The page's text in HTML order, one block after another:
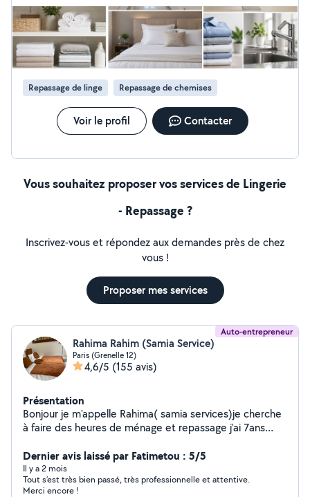
dans la qualité d'exécution. Avec des expériences fortes
en ménage/nettoyage, gouvernance d'hôtel et soins
paramédicaux, nous vous proposons des prestations
premiums qui réunissent en un tout ces solides
expériences variées. Testez "Clevia Signature" vous nous
ferez confiance proprement !
Repassage de linge Repassage de chemises
Voir le profil Contacter
Vous souhaitez proposer vos services de Lingerie
- Repassage ?
Inscrivez-vous et répondez aux demandes près de chez
vous !
Proposer mes services
Auto-entrepreneur
Rahima Rahim (Samia Service)
Paris (Grenelle 12)
4,6/5 (155 avis)
Présentation
Bonjour je m'appelle Rahima( samia services)je cherche
à faire des heures de ménage et repassage j'ai 7ans
l'heure. Je me déplace pas pour une heure merci pour
votre compréhension.
Dernier avis laissé par Fatimetou : 5/5
Il y a 2 mois
Tout s’est très bien passé, très professionnelle et attentive.
Merci encore !